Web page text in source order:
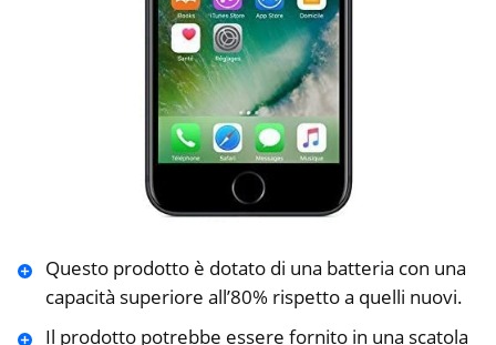
Questo prodotto è dotato di una batteria con una
capacità superiore all’80% rispetto a quelli nuovi.
Il prodotto potrebbe essere fornito in una scatola